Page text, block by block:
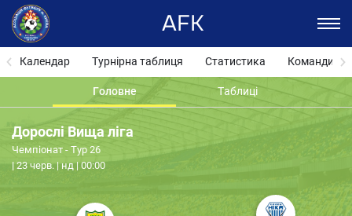
AFK
Календар Турнірна таблиця Статистика Команди
Головне Таблиці
Дорослі Вища ліга
Чемпіонат - Тур 26
23 черв. | нд | 00:00